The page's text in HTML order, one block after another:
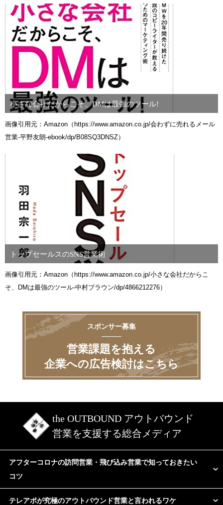
小さな会社だからこそ、DMは最強のツール!
画像引用元：Amazon（https://www.amazon.co.jp/会わずに売れるメール
営業-平野友朗-ebook/dp/B08SQ3DNSZ）
トップセールスのSNS営業術
画像引用元：Amazon（https://www.amazon.co.jp/小さな会社だからこ
そ、DMは最強のツール-中村ブラウン/dp/4866212276）
スポンサー募集
営業課題を抱える
企業への広告検討はこちら
the OUTBOUND アウトバウンド
営業を支援する総合メディア
アフターコロナの訪問営業・飛び込み営業で知っておきたい
コツ
テレアポが究極のアウトバウンド営業と言われるワケ